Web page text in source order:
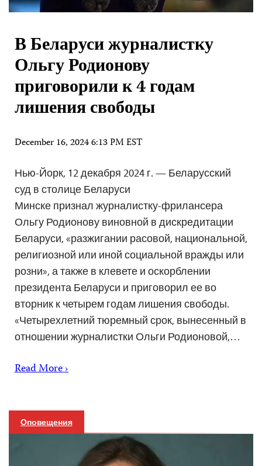
В Беларуси журналистку
Ольгу Родионову
приговорили к 4 годам
лишения свободы
December 16, 2024 6:13 PM EST
Нью-Йорк, 12 декабря 2024 г. — Беларусский
суд в столице Беларуси
Минске признал журналистку-фрилансера
Ольгу Родионову виновной в дискредитации
Беларуси, «разжигании расовой, национальной,
религиозной или иной социальной вражды или
розни», а также в клевете и оскорблении
президента Беларуси и приговорил ее во
вторник к четырем годам лишения свободы.
«Четырехлетний тюремный срок, вынесенный в
отношении журналистки Ольги Родионовой,…
Read More ›
Оповещения